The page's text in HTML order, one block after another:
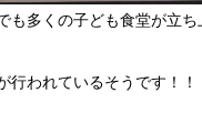
も多くの子ども食堂が立ち
行われているそうです！！